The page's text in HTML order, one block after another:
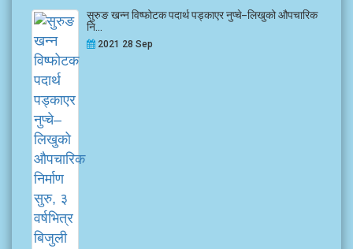
सुरुङ खन्न विष्फोटक पदार्थ पड्काएर नुप्चे–लिखुको औपचारिक
नि...
2021 28 Sep